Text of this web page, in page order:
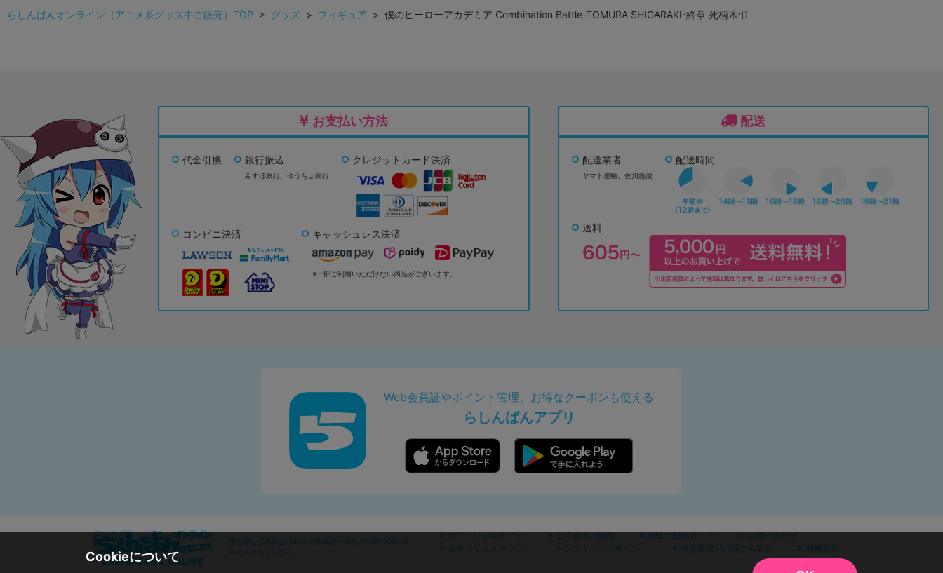
らしんばんオンライン（アニメ系グッズ中古販売）TOP > グッズ > フィギュア > 僕のヒーローアカデミア Combination Battle-TOMURA SHIGARAKI-終章 死柄木弔
お支払い方法
代金引換 銀行振込
みずほ銀行、 ゆうちょ銀行
クレジットカード決済
コンビニ決済 キャッシュレス決済
※一部ご利用いただけない商品がございます。
配送
配送業者
ヤマト運輸、佐川急便
配送時間
送料
Web会員証やポイント管理、お得なクーポンも使える
らしんばんアプリ
東京都公安委員会許可済 古物商許可番号305500206246
株式会社らしんばん
オフィシャルサイト よくあるご質問 通販ご利用ガイド
お問い合わせ
セキュリティポリシー
プライバシーポリシー 特定商取引に関する表記 利用規約
Cookieについて